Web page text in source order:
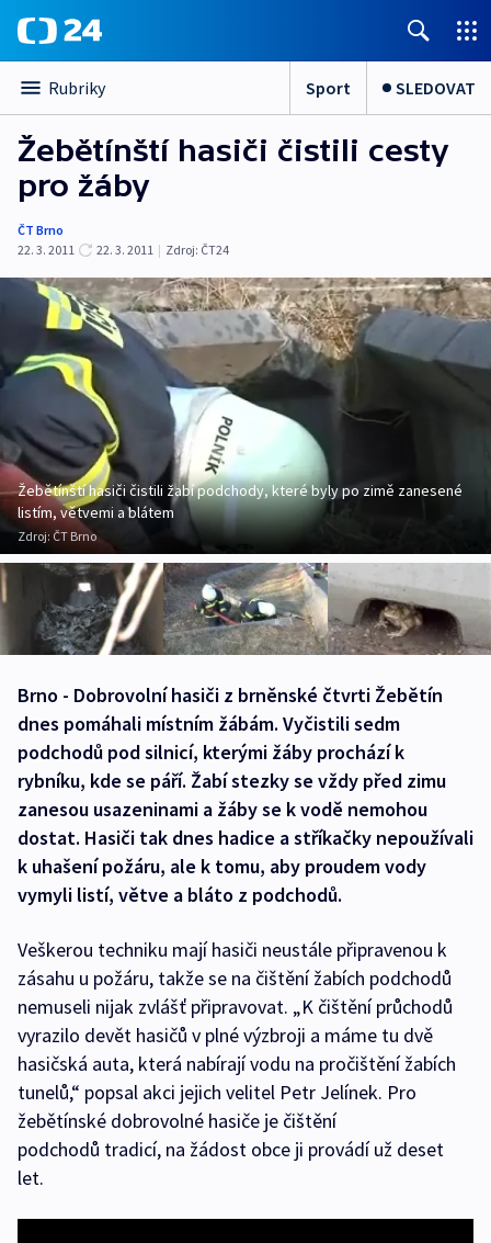
Rubriky Sport SLEDOVAT
Žebětínští hasiči čistili cesty
pro žáby
ČT Brno
22. 3. 2011
22. 3. 2011 | Zdroj: ČT24
Žebětínští hasiči čistili žabí podchody, které byly po zimě zanesené
listím, větvemi a blátem
Zdroj: ČT Brno
Brno - Dobrovolní hasiči z brněnské čtvrti Žebětín
dnes pomáhali místním žábám. Vyčistili sedm
podchodů pod silnicí, kterými žáby prochází k
rybníku, kde se páří. Žabí stezky se vždy před zimu
zanesou usazeninami a žáby se k vodě nemohou
dostat. Hasiči tak dnes hadice a stříkačky nepoužívali
k uhašení požáru, ale k tomu, aby proudem vody
vymyli listí, větve a bláto z podchodů.
Veškerou techniku mají hasiči neustále připravenou k
zásahu u požáru, takže se na čištění žabích podchodů
nemuseli nijak zvlášť připravovat. „K čištění průchodů
vyrazilo devět hasičů v plné výzbroji a máme tu dvě
hasičská auta, která nabírají vodu na pročištění žabích
tunelů,“ popsal akci jejich velitel Petr Jelínek. Pro
žebětínské dobrovolné hasiče je čištění
podchodů tradicí, na žádost obce ji provádí už deset
let.